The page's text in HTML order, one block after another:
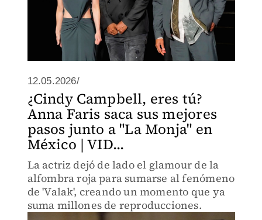
12.05.2026/
¿Cindy Campbell, eres tú?
Anna Faris saca sus mejores
pasos junto a "La Monja" en
México | VID...
La actriz dejó de lado el glamour de la
alfombra roja para sumarse al fenómeno
de 'Valak', creando un momento que ya
suma millones de reproducciones.